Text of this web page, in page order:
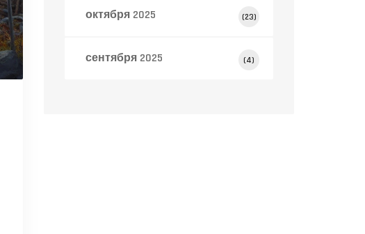
октября 2025 (23)
сентября 2025 (4)